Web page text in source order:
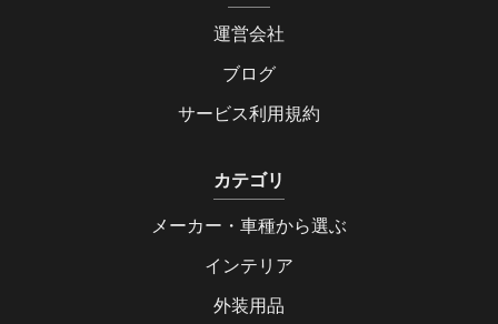
運営会社
ブログ
サービス利用規約
カテゴリ
メーカー・車種から選ぶ
インテリア
外装用品